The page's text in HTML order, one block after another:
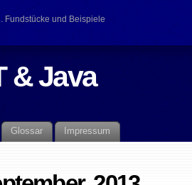
Fundstücke und Beispiele
& Java
Glossar Impressum